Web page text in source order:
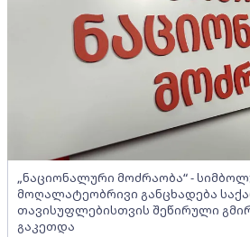
„ნაციონალური მოძრაობა“ -
მოღალატეობრივი განცხადება
თავისუფლებისთვის შეწირული
გაკეთდა